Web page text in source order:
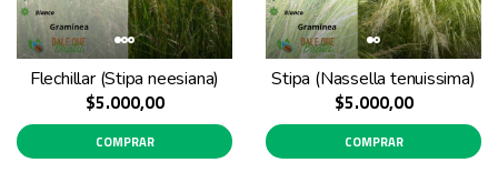
Flechillar (Stipa neesiana)
$5.000,00
COMPRAR
Stipa (Nassella tenuissima)
$5.000,00
COMPRAR